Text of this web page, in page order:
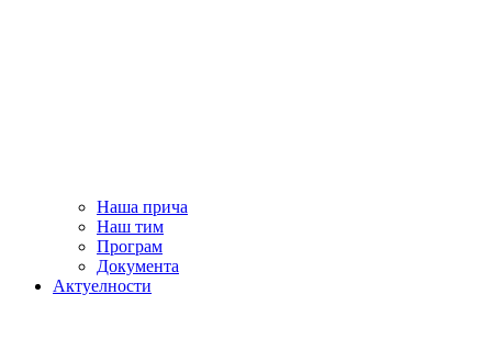
Наша прича
Наш тим
Програм
Документа
Актуелности